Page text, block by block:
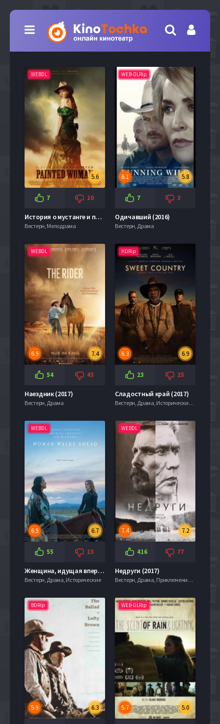
WEBDL
5.6
7 10
История о мустанге и покорной женщине (2017)
Вестерн, Мелодрама
WEB-DLRip
5.8
6.1
7 3
Одичавший (2016)
Вестерн, Драма
WEBDL
7.4
6.9
54 45
Наездник (2017)
Вестерн, Драма
HDRip
6.9
6.3
23 25
Сладостный край (2017)
Вестерн, Драма, Исторические, Криминал, Приключения, Триллер
WEBDL
6.7
6.9
55 13
Женщина, идущая впереди / Женщина идет впереди (2017)
Вестерн, Драма, Исторические
WEBDL
7.2
7.4
416 77
Недруги (2017)
Вестерн, Драма, Приключения, Фильмы 4к
BDRip
6.3
5.9
WEB-DLRip
5.0
5.7